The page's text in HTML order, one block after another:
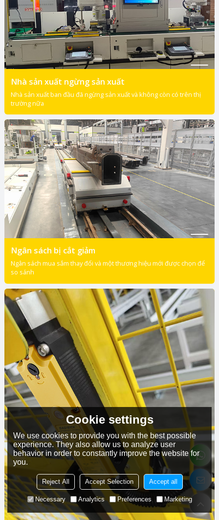
Nhà sản xuất ngừng sản xuất
Nhà sản xuất ban đầu đã ngừng sản xuất và không còn có trên thị
trường nữa
Ngân sách bị cắt giảm
Ngân sách mua sắm thay đổi và một thương hiệu mới được chọn để
so sánh
Cookie settings
We use cookies to provide you with the best possible
experience. They also allow us to analyze user
behavior in order to constantly improve the website for
you.
Reject All Accept Selection Accept all
Necessary Analytics Preferences Marketing